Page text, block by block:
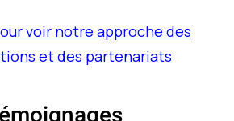
voir notre approche des
et des partenariats